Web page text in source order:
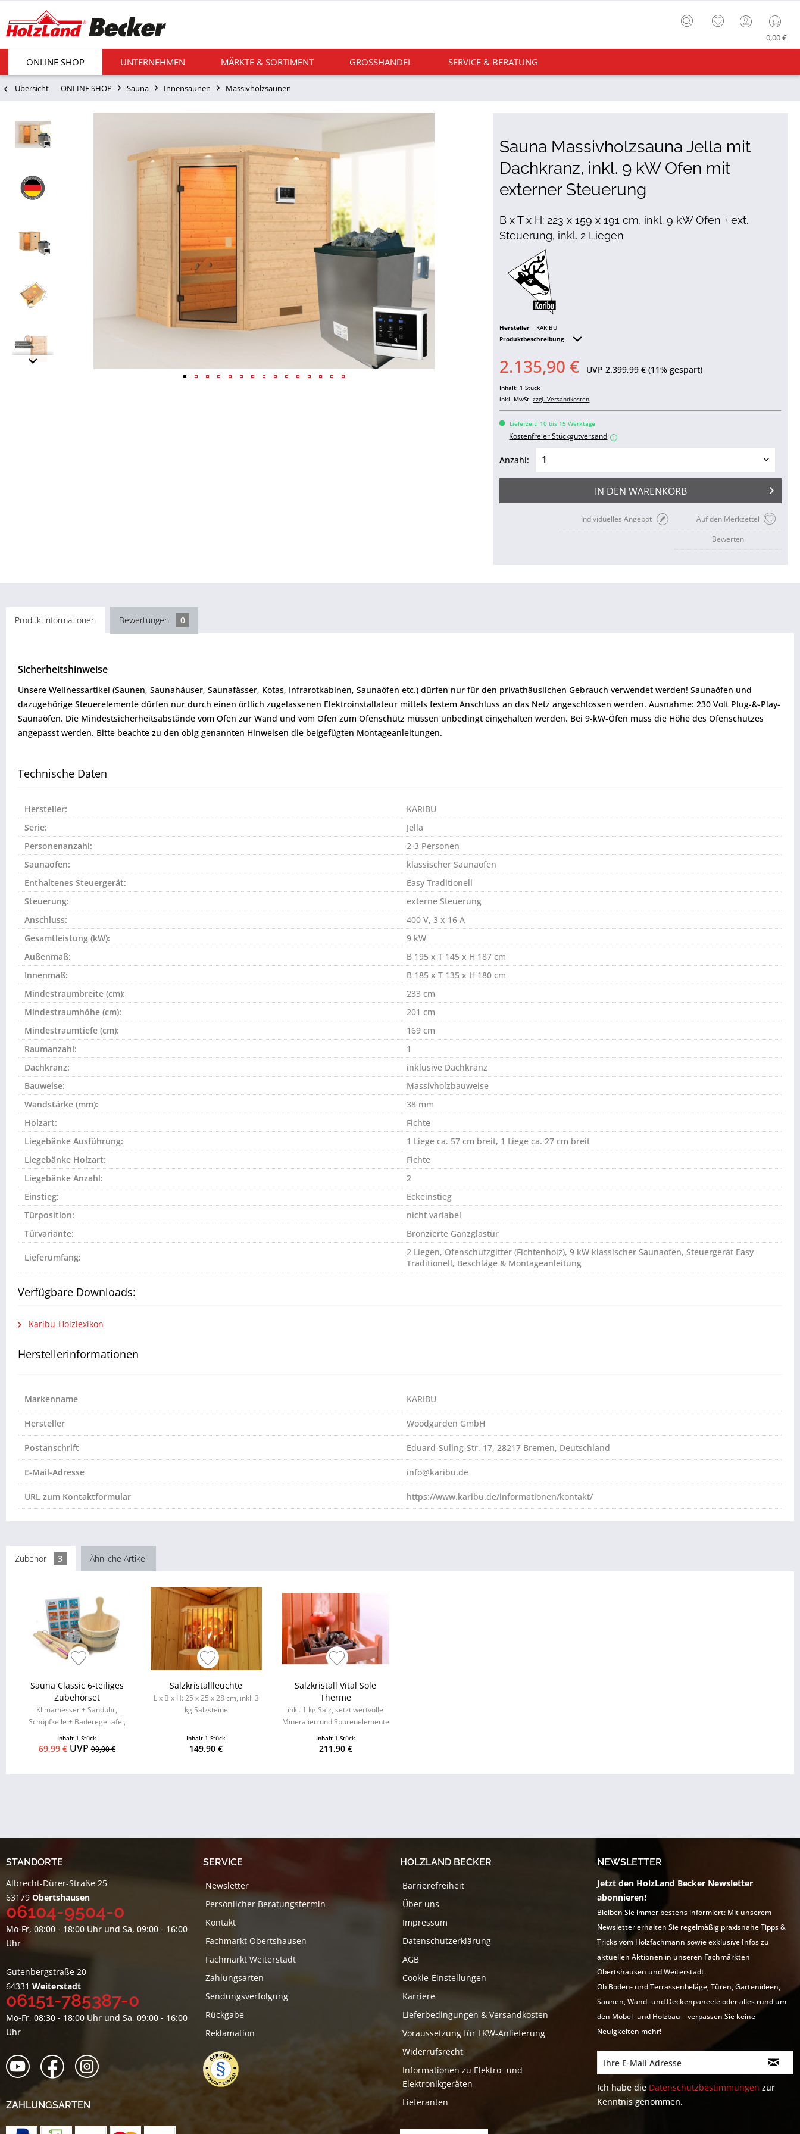
0,00 €
ONLINE SHOP UNTERNEHMEN MÄRKTE & SORTIMENT GROSSHANDEL SERVICE & BERATUNG
Übersicht ONLINE SHOP Sauna Innensaunen Massivholzsaunen
Sauna Massivholzsauna Jella mit
Dachkranz, inkl. 9 kW Ofen mit
externer Steuerung
B x T x H: 223 x 159 x 191 cm, inkl. 9 kW Ofen + ext.
Steuerung, inkl. 2 Liegen
Hersteller
KARIBU
Produktbeschreibung
2.135,90 € UVP2.399,99 €(11% gespart)
Inhalt: 1 Stück
inkl. MwSt.zzgl. Versandkosten
Lieferzeit: 10 bis 15 Werktage
Kostenfreier Stückgutversand i
Anzahl:
IN DEN WARENKORB
Auf den Merkzettel
Individuelles Angebot
Bewerten
Produktinformationen Bewertungen 0
Sicherheitshinweise
Unsere Wellnessartikel (Saunen, Saunahäuser, Saunafässer, Kotas, Infrarotkabinen, Saunaöfen etc.) dürfen nur für den privathäuslichen Gebrauch verwendet werden! Saunaöfen und
dazugehörige Steuerelemente dürfen nur durch einen örtlich zugelassenen Elektroinstallateur mittels festem Anschluss an das Netz angeschlossen werden. Ausnahme: 230 Volt Plug-&-Play-
Saunaöfen. Die Mindestsicherheitsabstände vom Ofen zur Wand und vom Ofen zum Ofenschutz müssen unbedingt eingehalten werden. Bei 9-kW-Öfen muss die Höhe des Ofenschutzes
angepasst werden. Bitte beachte zu den obig genannten Hinweisen die beigefügten Montageanleitungen.
Technische Daten
Hersteller:
KARIBU
Serie:
Jella
Personenanzahl:
2-3 Personen
Saunaofen:
klassischer Saunaofen
Enthaltenes Steuergerät:
Easy Traditionell
Steuerung:
externe Steuerung
Anschluss:
400 V, 3 x 16 A
Gesamtleistung (kW):
9 kW
Außenmaß:
B 195 x T 145 x H 187 cm
Innenmaß:
B 185 x T 135 x H 180 cm
Mindestraumbreite (cm):
233 cm
Mindestraumhöhe (cm):
201 cm
Mindestraumtiefe (cm):
169 cm
Raumanzahl:
1
Dachkranz:
inklusive Dachkranz
Bauweise:
Massivholzbauweise
Wandstärke (mm):
38 mm
Holzart:
Fichte
Liegebänke Ausführung:
1 Liege ca. 57 cm breit, 1 Liege ca. 27 cm breit
Liegebänke Holzart:
Fichte
Liegebänke Anzahl:
2
Einstieg:
Eckeinstieg
Türposition:
nicht variabel
Türvariante:
Bronzierte Ganzglastür
Lieferumfang:
2 Liegen, Ofenschutzgitter (Fichtenholz), 9 kW klassischer Saunaofen, Steuergerät Easy
Traditionell, Beschläge & Montageanleitung
Verfügbare Downloads:
Karibu-Holzlexikon
Herstellerinformationen
Markenname KARIBU
Hersteller Woodgarden GmbH
Postanschrift Eduard-Suling-Str. 17, 28217 Bremen, Deutschland
E-Mail-Adresse info@karibu.de
URL zum Kontaktformular https://www.karibu.de/informationen/kontakt/
Zubehör 3 Ähnliche Artikel
Sauna Classic 6-teiliges
Zubehörset
Klimamesser + Sanduhr,
Schöpfkelle + Baderegeltafel,
Kunststoffeinsatz
Inhalt 1 Stück
69,99 €UVP99,00 €
Salzkristallleuchte
L x B x H: 25 x 25 x 28 cm, inkl. 3
kg Salzsteine
Inhalt 1 Stück
149,90 €
Salzkristall Vital Sole
Therme
inkl. 1 kg Salz, setzt wertvolle
Mineralien und Spurenelemente
Inhalt 1 Stück
211,90 €
STANDORTE
Albrecht-Dürer-Straße 25
63179 Obertshausen
06104-9504-0
Mo-Fr, 08:00 - 18:00 Uhr und Sa, 09:00 - 16:00
Uhr
Gutenbergstraße 20
64331 Weiterstadt
06151-785387-0
Mo-Fr, 08:30 - 18:00 Uhr und Sa, 09:00 - 16:00
Uhr
ZAHLUNGSARTEN
SERVICE
Newsletter
Persönlicher Beratungstermin
Kontakt
Fachmarkt Obertshausen
Fachmarkt Weiterstadt
Zahlungsarten
Sendungsverfolgung
Rückgabe
Reklamation
HOLZLAND BECKER
Barrierefreiheit
Über uns
Impressum
Datenschutzerklärung
AGB
Cookie-Einstellungen
Karriere
Lieferbedingungen & Versandkosten
Voraussetzung für LKW-Anlieferung
Widerrufsrecht
Informationen zu Elektro- und
Elektronikgeräten
Lieferanten
NEWSLETTER
Jetzt den HolzLand Becker Newsletter
abonnieren!
Bleiben Sie immer bestens informiert: Mit unserem
Newsletter erhalten Sie regelmäßig praxisnahe Tipps &
Tricks vom Holzfachmann sowie exklusive Infos zu
aktuellen Aktionen in unseren Fachmärkten
Obertshausen und Weiterstadt.
Ob Boden- und Terrassenbeläge, Türen, Gartenideen,
Saunen, Wand- und Deckenpaneele oder alles rund um
den Möbel- und Holzbau – verpassen Sie keine
Neuigkeiten mehr!
Ich habe die Datenschutzbestimmungen zur
Kenntnis genommen.